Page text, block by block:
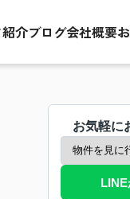
介ブログ会社概要
お気軽に